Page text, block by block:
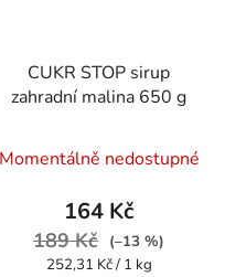
CUKR STOP sirup
zahradní malina 650 g
Momentálně nedostupné
164 Kč
189 Kč
(–13 %)
Měrná
252,31 Kč / 1 kg